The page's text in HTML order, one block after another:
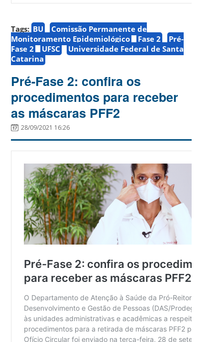
Tags: BU
Comissão Permanente de
Monitoramento Epidemiológico
Fase 2
Pré-
Fase 2
UFSC
Universidade Federal de Santa
Catarina
Pré-Fase 2: confira os
procedimentos para receber
as máscaras PFF2
28/09/2021 16:26